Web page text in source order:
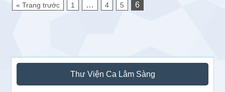
« Trang trước 1 … 4 5 6
Sidebar
chính
Thư Viện Ca Lâm Sàng